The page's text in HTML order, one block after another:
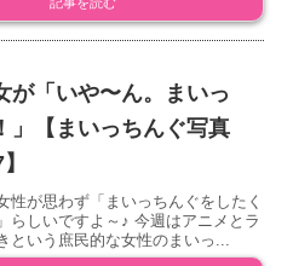
が「いや〜ん。まいっ
」【まいっちんぐ写真
性が思わず「まいっちんぐをしたく
らしいですよ～♪ 今週はアニメとラ
という庶民的な女性のまいっ...